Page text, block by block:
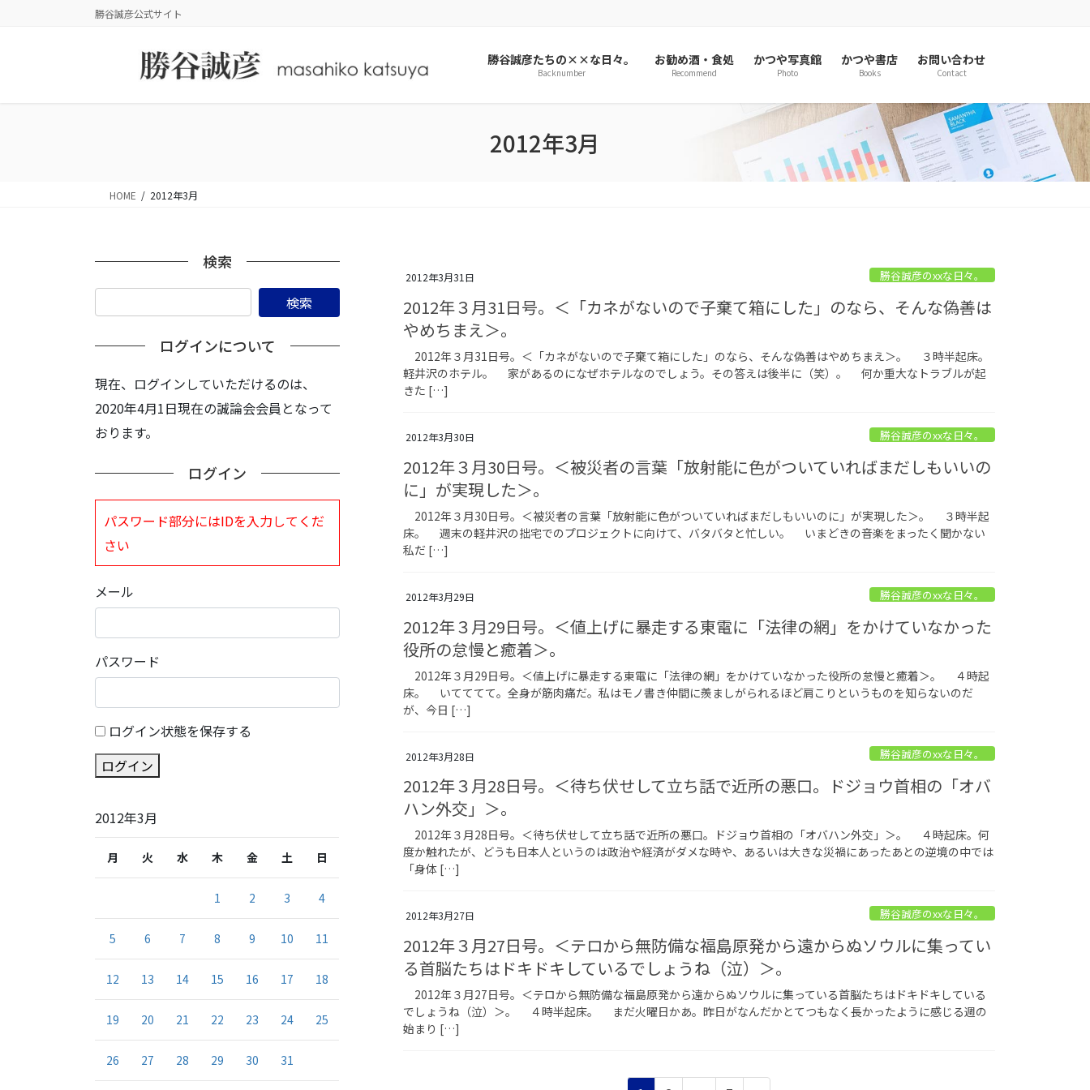
勝谷誠彦公式サイト
勝谷誠彦たちの××な日々。
Backnumber
お勧め酒・食処
Recommend
かつや写真館
Photo
かつや書店
Books
お問い合わせ
Contact
2012年3月
HOME 2012年3月
2012年3月31日 勝谷誠彦のxxな日々。
2012年３月31日号。＜「カネがないので子棄て箱にした」のなら、そんな偽善は
やめちまえ＞。
2012年３月31日号。＜「カネがないので子棄て箱にした」のなら、そんな偽善はやめちまえ＞。 ３時半起床。
軽井沢のホテル。 家があるのになぜホテルなのでしょう。その答えは後半に（笑）。 何か重大なトラブルが起
きた […]
2012年3月30日 勝谷誠彦のxxな日々。
2012年３月30日号。＜被災者の言葉「放射能に色がついていればまだしもいいの
に」が実現した＞。
2012年３月30日号。＜被災者の言葉「放射能に色がついていればまだしもいいのに」が実現した＞。 ３時半起
床。 週末の軽井沢の拙宅でのプロジェクトに向けて、バタバタと忙しい。 いまどきの音楽をまったく聞かない
私だ […]
2012年3月29日 勝谷誠彦のxxな日々。
2012年３月29日号。＜値上げに暴走する東電に「法律の網」をかけていなかった
役所の怠慢と癒着＞。
2012年３月29日号。＜値上げに暴走する東電に「法律の網」をかけていなかった役所の怠慢と癒着＞。 ４時起
床。 いてててて。全身が筋肉痛だ。私はモノ書き仲間に羨ましがられるほど肩こりというものを知らないのだ
が、今日 […]
2012年3月28日 勝谷誠彦のxxな日々。
2012年３月28日号。＜待ち伏せして立ち話で近所の悪口。ドジョウ首相の「オバ
ハン外交」＞。
2012年３月28日号。＜待ち伏せして立ち話で近所の悪口。ドジョウ首相の「オバハン外交」＞。 ４時起床。何
度か触れたが、どうも日本人というのは政治や経済がダメな時や、あるいは大きな災禍にあったあとの逆境の中では
「身体 […]
2012年3月27日 勝谷誠彦のxxな日々。
2012年３月27日号。＜テロから無防備な福島原発から遠からぬソウルに集ってい
る首脳たちはドキドキしているでしょうね（泣）＞。
2012年３月27日号。＜テロから無防備な福島原発から遠からぬソウルに集っている首脳たちはドキドキしている
でしょうね（泣）＞。 ４時半起床。 まだ火曜日かあ。昨日がなんだかとてつもなく長かったように感じる週の
始まり […]
検索
ログインについて
現在、ログインしていただけるのは、
2020年4月1日現在の誠論会会員となって
おります。
ログイン
パスワード部分にはIDを入力してくだ
さい
メール
パスワード
ログイン状態を保存する
ログイン
2012年3月
月 火 水 木 金 土 日
1 2 3 4
5 6 7 8 9 10 11
12 13 14 15 16 17 18
19 20 21 22 23 24 25
26 27 28 29 30 31